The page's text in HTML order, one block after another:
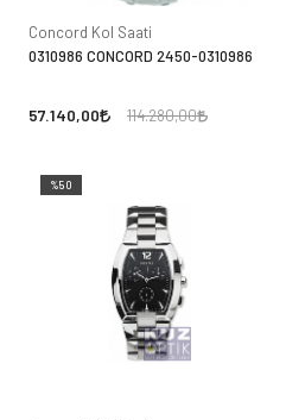
Concord Kol Saati
0310986 CONCORD 2450-0310986
57.140,00 114.280,00
%50